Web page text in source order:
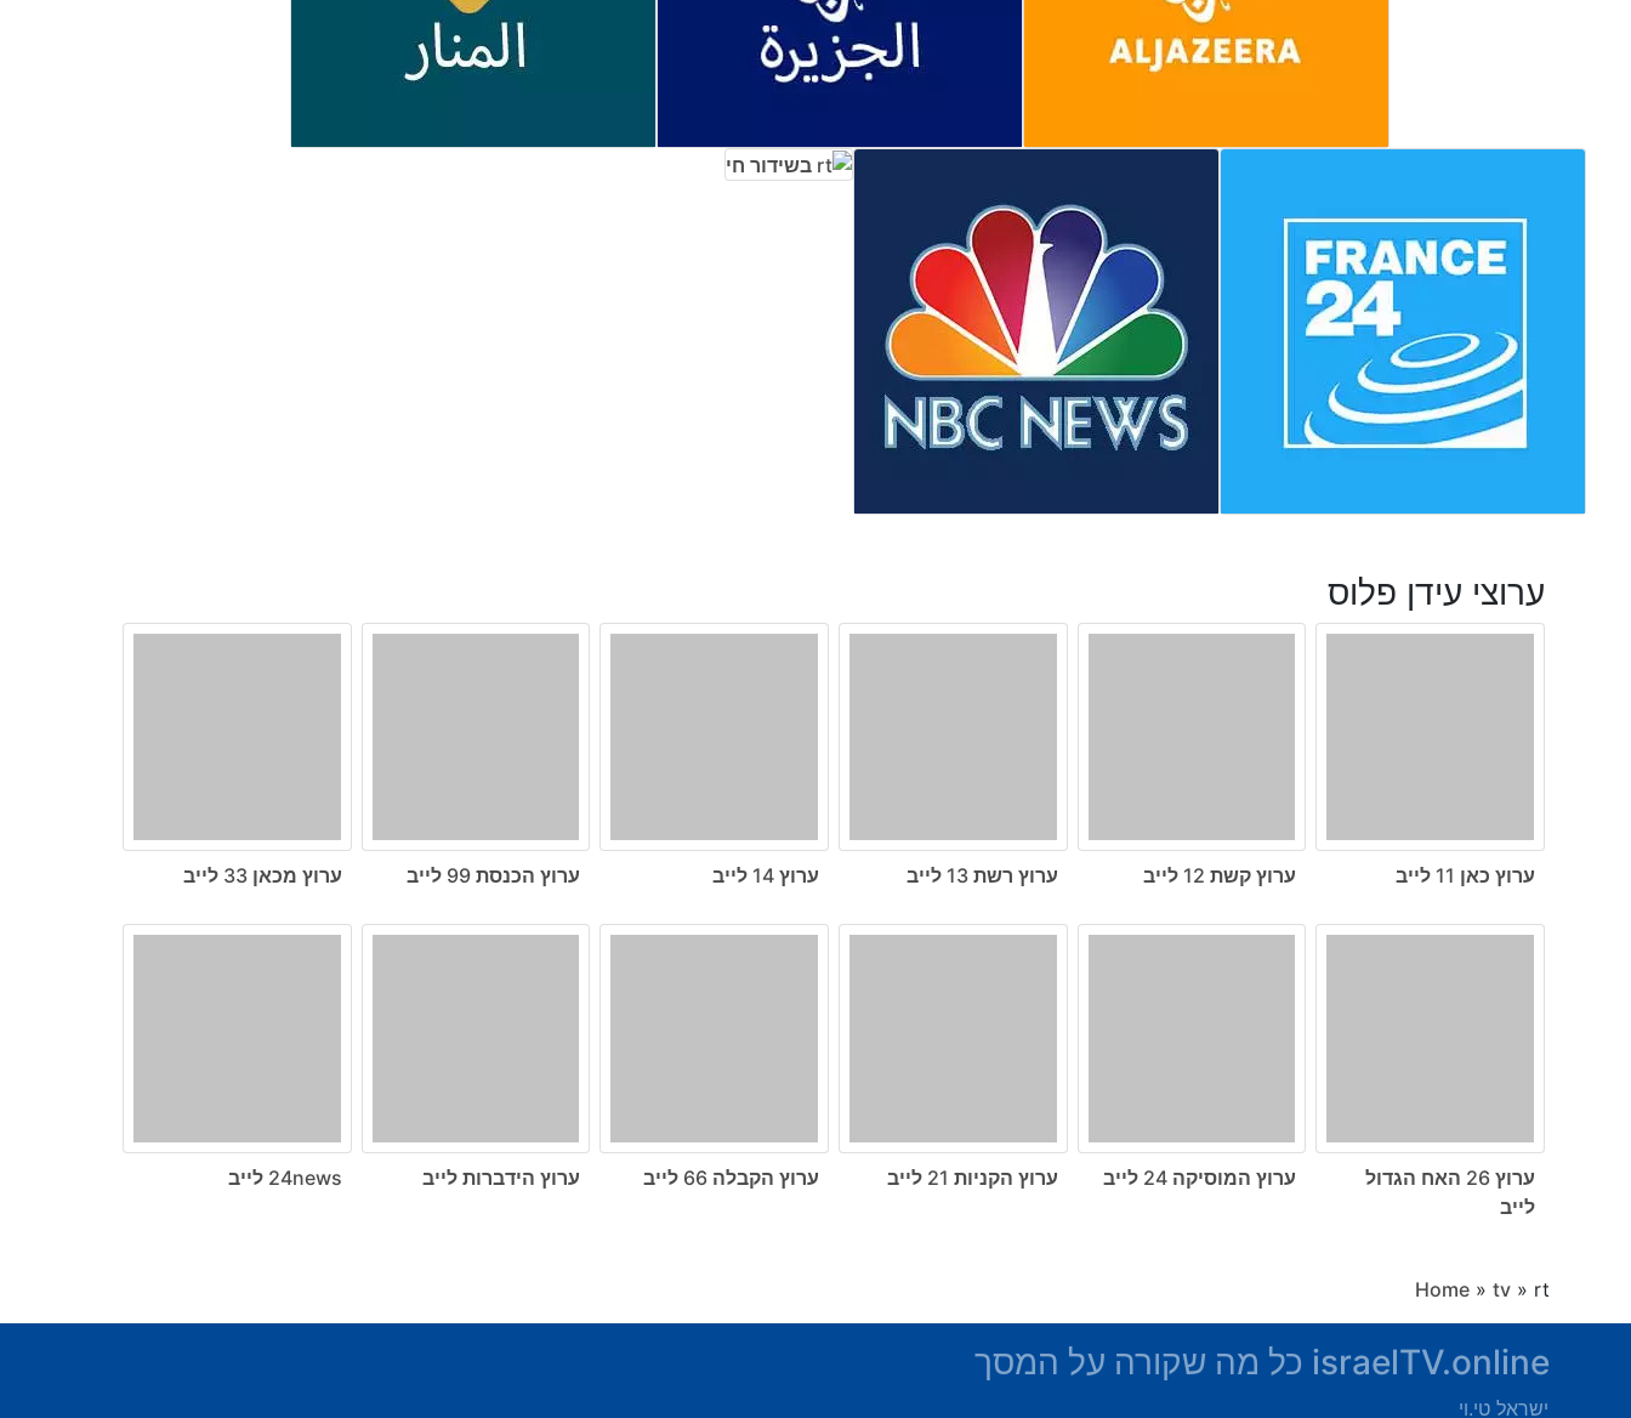
ערוצי עידן פלוס
ערוץ כאן 11 לייב ערוץ קשת 12 לייב ערוץ רשת 13 לייב ערוץ 14 לייב ערוץ הכנסת 99 לייב ערוץ מכאן 33 לייב
ערוץ 26 האח הגדול
לייב
ערוץ המוסיקה 24 לייב ערוץ הקניות 21 לייב ערוץ הקבלה 66 לייב ערוץ הידברות לייב 24news לייב
Home » tv » rt
israelTV.online כל מה שקורה על המסך
ישראל טי.וי